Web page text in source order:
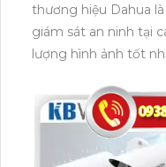
thương hiệu Dahua
giám sát an ninh tại
lượng hình ảnh tốt nhất. Bộ kit này được trang
12V.